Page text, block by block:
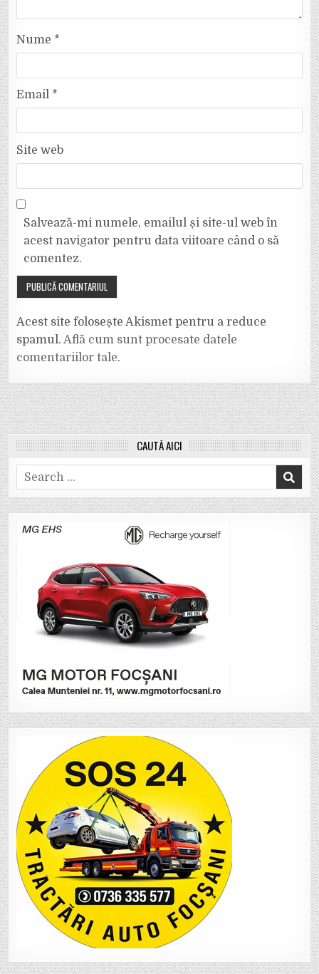
Nume *
Email *
Site web
Salvează-mi numele, emailul și site-ul web în
acest navigator pentru data viitoare când o să
comentez.
Acest site folosește Akismet pentru a reduce
spamul.Află cum sunt procesate datele
comentariilor tale.
CAUTĂ AICI
Search
for: